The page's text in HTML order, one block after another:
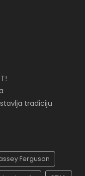
tradiciju
Ferguson